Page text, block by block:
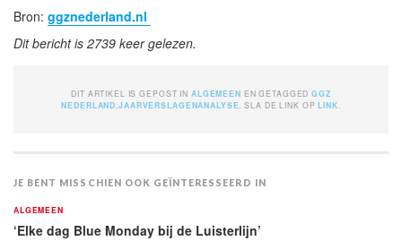
Bron: ggznederland.nl
Dit bericht is 2739 keer gelezen.
DIT ARTIKEL IS GEPOST IN ALGEMEEN EN GETAGGEDGGZ
NEDERLAND ,JAARVERSLAGENANALYSE . SLA DE LINK OPLINK
JE BENT MISSCHIEN OOK GEÏNTERESSEERD IN
ALGEMEEN
‘Elke dag Blue Monday bij de Luisterlijn’